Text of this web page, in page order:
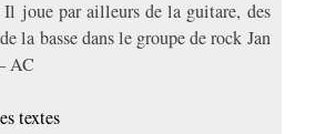
joue par ailleurs de la guitare, des
la basse dans le groupe de rock Jan
AC
textes